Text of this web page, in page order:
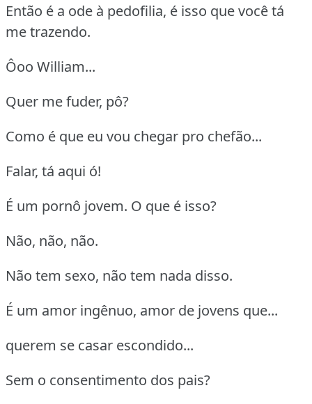
Então é a ode à pedofilia, é isso que você tá
me trazendo.
Ôoo William...
Quer me fuder, pô?
Como é que eu vou chegar pro chefão...
Falar, tá aqui ó!
É um pornô jovem. O que é isso?
Não, não, não.
Não tem sexo, não tem nada disso.
É um amor ingênuo, amor de jovens que...
querem se casar escondido...
Sem o consentimento dos pais?